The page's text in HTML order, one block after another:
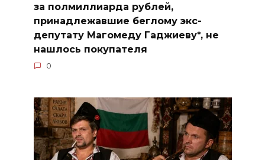
за полмиллиарда рублей,
принадлежавшие беглому экс-
депутату Магомеду Гаджиеву*, не
нашлось покупателя
0